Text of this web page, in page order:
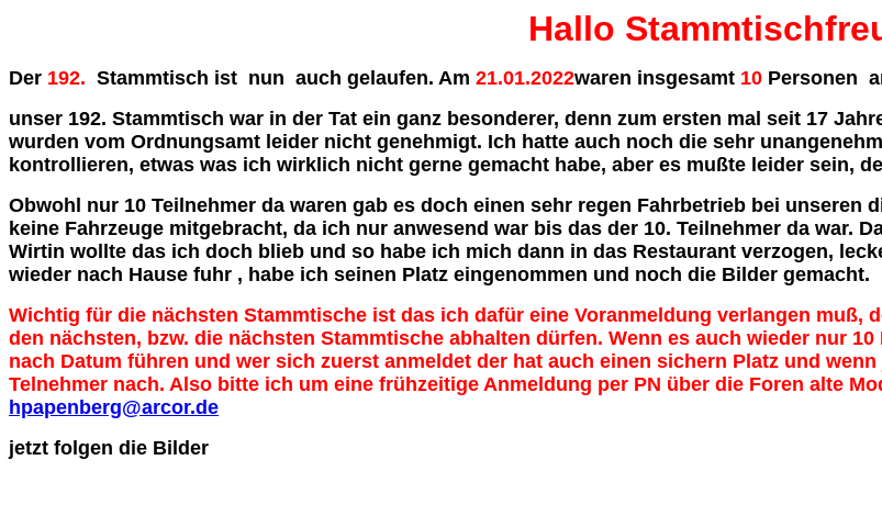
Hallo
Der 192. Stammtisch ist nun auch gelaufen. Am 21.01.2022waren insgesamt 10 Personen
unser 192. Stammtisch war in der Tat ein ganz besonderer, denn zum ersten mal seit 17
wurden vom Ordnungsamt leider nicht genehmigt. Ich hatte auch noch die sehr
kontrollieren, etwas was ich wirklich nicht gerne gemacht habe, aber es mußte leider sein,
Obwohl nur 10 Teilnehmer da waren gab es doch einen sehr regen Fahrbetrieb bei
keine Fahrzeuge mitgebracht, da ich nur anwesend war bis das der 10. Teilnehmer da war.
Wirtin wollte das ich doch blieb und so habe ich mich dann in das Restaurant verzogen,
wieder nach Hause fuhr , habe ich seinen Platz eingenommen und noch die Bilder gemacht.
Wichtig für die nächsten Stammtische ist das ich dafür eine Voranmeldung verlangen muß,
den nächsten, bzw. die nächsten Stammtische abhalten dürfen. Wenn es auch wieder nur
nach Datum führen und wer sich zuerst anmeldet der hat auch einen sichern Platz und
Telnehmer nach. Also bitte ich um eine frühzeitige Anmeldung per PN über die Foren alte
hpapenberg@arcor.de
jetzt folgen die Bilder